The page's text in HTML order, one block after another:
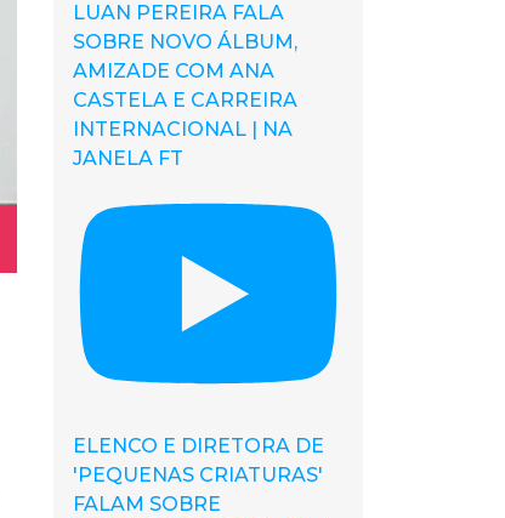
LUAN PEREIRA FALA
SOBRE NOVO ÁLBUM,
AMIZADE COM ANA
CASTELA E CARREIRA
INTERNACIONAL | NA
JANELA FT
ELENCO E DIRETORA DE
'PEQUENAS CRIATURAS'
FALAM SOBRE